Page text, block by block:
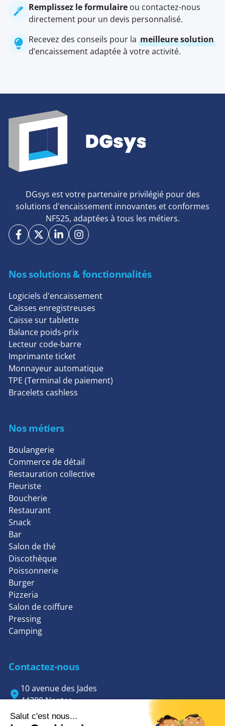
Remplissez le formulaire ou contactez-nous
directement pour un devis personnalisé.
Recevez des conseils pour lameilleure solution
d’encaissement adaptée à votre activité.
DGsys est votre partenaire privilégié pour des
solutions d'encaissement innovantes et conformes
NF525, adaptées à tous les métiers.
Nos solutions & fonctionnalités
Logiciels d'encaissement
Caisses enregistreuses
Caisse sur tablette
Balance poids-prix
Lecteur code-barre
Imprimante ticket
Monnayeur automatique
TPE (Terminal de paiement)
Bracelets cashless
Nos métiers
Boulangerie
Commerce de détail
Restauration collective
Fleuriste
Boucherie
Restaurant
Snack
Bar
Salon de thé
Discothèque
Poissonnerie
Burger
Pizzeria
Salon de coiffure
Pressing
Camping
Contactez-nous
10 avenue des Jades
44300 Nantes
02 85 85 70 42